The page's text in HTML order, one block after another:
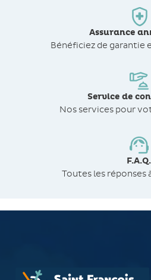
Assurance
Bénéficiez de garantie
Service de
Nos services pour
F.A.Q.
Toutes les réponses